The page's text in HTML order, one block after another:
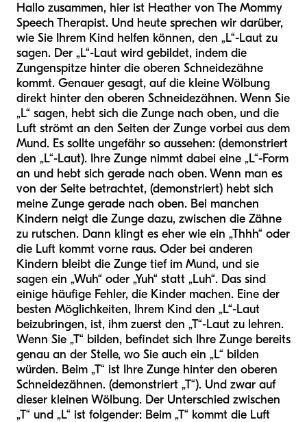
Hallo zusammen, hier ist Heather von The Mommy
Speech Therapist. Und heute sprechen wir darüber,
wie Sie Ihrem Kind helfen können, den „L“-Laut zu
sagen. Der „L“-Laut wird gebildet, indem die
Zungenspitze hinter die oberen Schneidezähne
kommt. Genauer gesagt, auf die kleine Wölbung
direkt hinter den oberen Schneidezähnen. Wenn Sie
„L“ sagen, hebt sich die Zunge nach oben, und die
Luft strömt an den Seiten der Zunge vorbei aus dem
Mund. Es sollte ungefähr so aussehen: (demonstriert
den „L“-Laut). Ihre Zunge nimmt dabei eine „L“-Form
an und hebt sich gerade nach oben. Wenn man es
von der Seite betrachtet, (demonstriert) hebt sich
meine Zunge gerade nach oben. Bei manchen
Kindern neigt die Zunge dazu, zwischen die Zähne
zu rutschen. Dann klingt es eher wie ein „Thhh“ oder
die Luft kommt vorne raus. Oder bei anderen
Kindern bleibt die Zunge tief im Mund, und sie
sagen ein „Wuh“ oder „Yuh“ statt „Luh“. Das sind
einige häufige Fehler, die Kinder machen. Eine der
besten Möglichkeiten, Ihrem Kind den „L“-Laut
beizubringen, ist, ihm zuerst den „T“-Laut zu lehren.
Wenn Sie „T“ bilden, befindet sich Ihre Zunge bereits
genau an der Stelle, wo Sie auch ein „L“ bilden
würden. Beim „T“ ist Ihre Zunge hinter den oberen
Schneidezähnen. (demonstriert „T“). Und zwar auf
dieser kleinen Wölbung. Der Unterschied zwischen
„T“ und „L“ ist folgender: Beim „T“ kommt die Luft